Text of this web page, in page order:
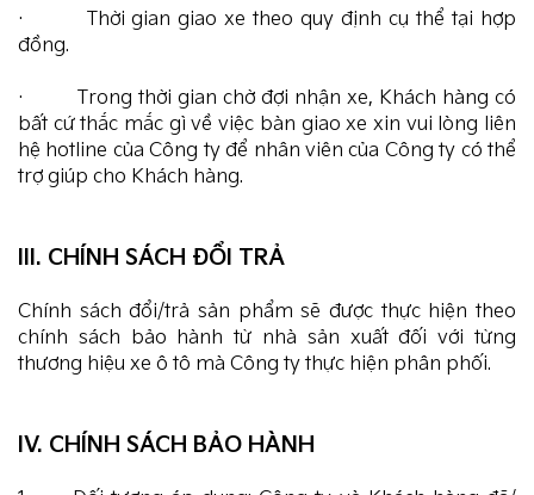
· Thời gian giao xe theo quy định cụ thể tại hợp
đồng.
· Trong thời gian chờ đợi nhận xe, Khách hàng có
bất cứ thắc mắc gì về việc bàn giao xe xin vui lòng liên
hệ hotline của Công ty để nhân viên của Công ty có thể
trợ giúp cho Khách hàng.
III. CHÍNH SÁCH ĐỔI TRẢ
Chính sách đổi/trả sản phẩm sẽ được thực hiện theo
chính sách bảo hành từ nhà sản xuất đối với từng
thương hiệu xe ô tô mà Công ty thực hiện phân phối.
IV. CHÍNH SÁCH BẢO HÀNH